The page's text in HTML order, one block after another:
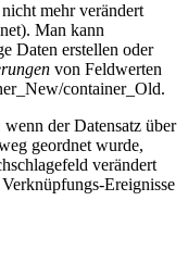
mehr verändert
Man kann
Daten erstellen oder
von Feldwerten
container_Old.
der Datensatz über
geordnet wurde,
verändert
Ereignisse